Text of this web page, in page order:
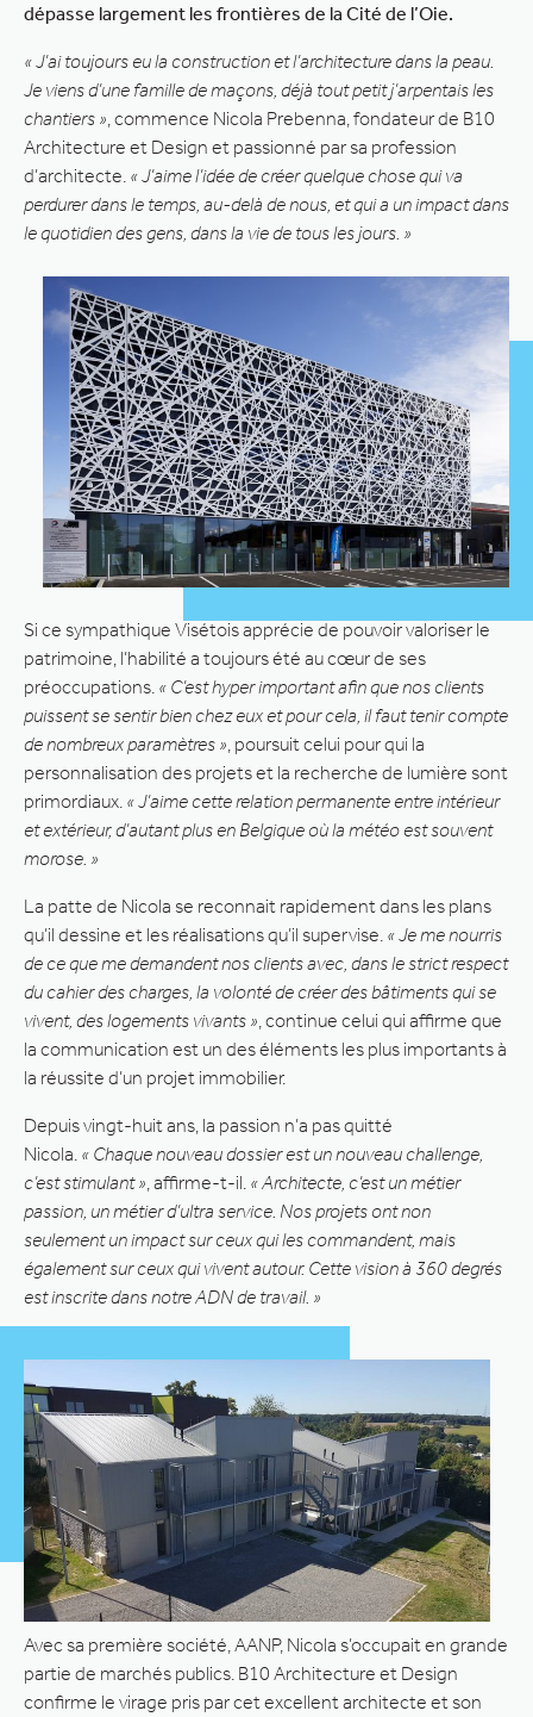
dépasse largement les frontières de la Cité de l’Oie.
« J’ai toujours eu la construction et l’architecture dans la peau.
Je viens d’une famille de maçons, déjà tout petit j’arpentais les
chantiers » , commence Nicola Prebenna, fondateur de B10
Architecture et Design et passionné par sa profession
d’architecte. « J’aime l’idée de créer quelque chose qui va
perdurer dans le temps, au-delà de nous, et qui a un impact dans
le quotidien des gens, dans la vie de tous les jours. »
Si ce sympathique Visétois apprécie de pouvoir valoriser le
patrimoine, l’habilité a toujours été au cœur de ses
préoccupations. « C’est hyper important afin que nos clients
puissent se sentir bien chez eux et pour cela, il faut tenir compte
de nombreux paramètres » , poursuit celui pour qui la
personnalisation des projets et la recherche de lumière sont
primordiaux. « J’aime cette relation permanente entre intérieur
et extérieur, d’autant plus en Belgique où la météo est souvent
morose. »
La patte de Nicola se reconnait rapidement dans les plans
qu’il dessine et les réalisations qu’il supervise. « Je me nourris
de ce que me demandent nos clients avec, dans le strict respect
du cahier des charges, la volonté de créer des bâtiments qui se
vivent, des logements vivants » , continue celui qui affirme que
la communication est un des éléments les plus importants à
la réussite d’un projet immobilier.
Depuis vingt-huit ans, la passion n’a pas quitté
Nicola. « Chaque nouveau dossier est un nouveau challenge,
c’est stimulant » , affirme-t-il. « Architecte, c’est un métier
passion, un métier d’ultra service. Nos projets ont non
seulement un impact sur ceux qui les commandent, mais
également sur ceux qui vivent autour. Cette vision à 360 degrés
est inscrite dans notre ADN de travail. »
Avec sa première société, AANP, Nicola s’occupait en grande
partie de marchés publics. B10 Architecture et Design
confirme le virage pris par cet excellent architecte et son